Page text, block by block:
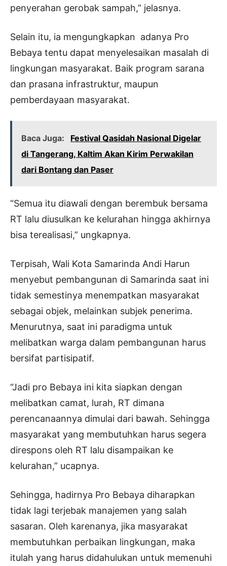
penyerahan gerobak sampah,” jelasnya.
Selain itu, ia mengungkapkan adanya Pro
Bebaya tentu dapat menyelesaikan masalah di
lingkungan masyarakat. Baik program sarana
dan prasana infrastruktur, maupun
pemberdayaan masyarakat.
Baca Juga:
Festival Qasidah Nasional Digelar
di Tangerang, Kaltim Akan Kirim Perwakilan
dari Bontang dan Paser
“Semua itu diawali dengan berembuk bersama
RT lalu diusulkan ke kelurahan hingga akhirnya
bisa terealisasi,” ungkapnya.
Terpisah, Wali Kota Samarinda Andi Harun
menyebut pembangunan di Samarinda saat ini
tidak semestinya menempatkan masyarakat
sebagai objek, melainkan subjek penerima.
Menurutnya, saat ini paradigma untuk
melibatkan warga dalam pembangunan harus
bersifat partisipatif.
“Jadi pro Bebaya ini kita siapkan dengan
melibatkan camat, lurah, RT dimana
perencanaannya dimulai dari bawah. Sehingga
masyarakat yang membutuhkan harus segera
direspons oleh RT lalu disampaikan ke
kelurahan,” ucapnya.
Sehingga, hadirnya Pro Bebaya diharapkan
tidak lagi terjebak manajemen yang salah
sasaran. Oleh karenanya, jika masyarakat
membutuhkan perbaikan lingkungan, maka
itulah yang harus didahulukan untuk memenuhi